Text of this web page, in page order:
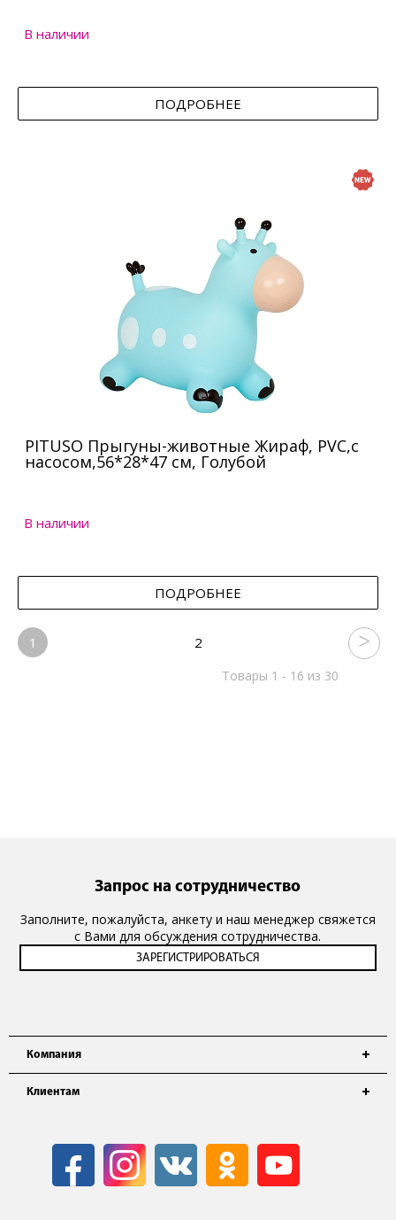
В наличии
ПОДРОБНЕЕ
PITUSO Прыгуны-животные Жираф, PVC,с
насосом,56*28*47 см, Голубой
В наличии
ПОДРОБНЕЕ
1 2
Товары 1 - 16 из 30
Компания
Клиентам
Запрос на сотрудничество
Заполните, пожалуйста, анкету и наш менеджер свяжется
с Вами для обсуждения сотрудничества.